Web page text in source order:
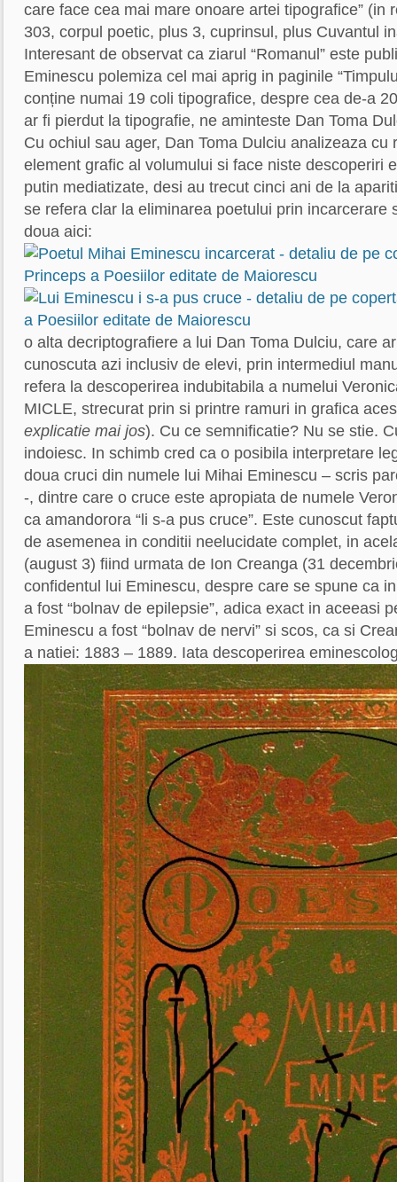
care face cea mai mare onoare artei tipografice” (in
303, corpul poetic, plus 3, cuprinsul, plus Cuvantul
Interesant de observat ca ziarul “Romanul” este
Eminescu polemiza cel mai aprig in paginile
conține numai 19 coli tipografice, despre cea de-a
ar fi pierdut la tipografie, ne aminteste Dan Toma
Cu ochiul sau ager, Dan Toma Dulciu analizeaza cu
element grafic al volumului si face niste descoperiri
putin mediatizate, desi au trecut cinci ani de la
se refera clar la eliminarea poetului prin incarcerare
doua aici:
o alta decriptografiere a lui Dan Toma Dulciu, care
cunoscuta azi inclusiv de elevi, prin intermediul
refera la descoperirea indubitabila a numelui
MICLE, strecurat prin si printre ramuri in grafica
explicatie mai jos). Cu ce semnificatie? Nu se stie.
indoiesc. In schimb cred ca o posibila interpretare
doua cruci din numele lui Mihai Eminescu – scris
-, dintre care o cruce este apropiata de numele
ca amandorora “li s-a pus cruce”. Este cunoscut
de asemenea in conditii neelucidate complet, in
(august 3) fiind urmata de Ion Creanga (31
confidentul lui Eminescu, despre care se spune ca
a fost “bolnav de epilepsie”, adica exact in aceeasi
Eminescu a fost “bolnav de nervi” si scos, ca si
a natiei: 1883 – 1889. Iata descoperirea